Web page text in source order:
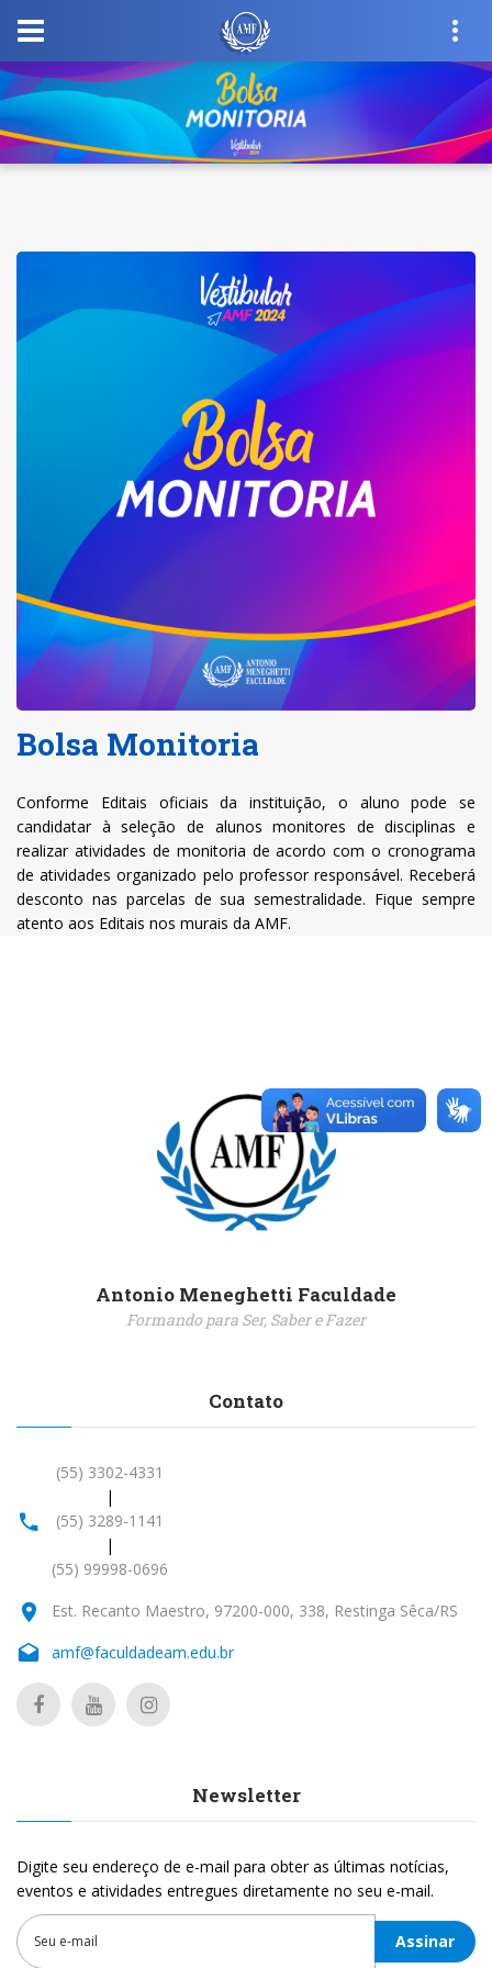
Bolsa Monitoria
Conforme Editais oficiais da instituição, o aluno pode se
candidatar à seleção de alunos monitores de disciplinas e
realizar atividades de monitoria de acordo com o cronograma
de atividades organizado pelo professor responsável. Receberá
desconto nas parcelas de sua semestralidade. Fique sempre
atento aos Editais nos murais da AMF.
Antonio Meneghetti Faculdade
Formando para Ser, Saber e Fazer
Contato
(55) 3302-4331
|
(55) 3289-1141
|
(55) 99998-0696
Est. Recanto Maestro, 97200-000, 338, Restinga Sêca/RS
amf@faculdadeam.edu.br
Newsletter
Digite seu endereço de e-mail para obter as últimas notícias,
eventos e atividades entregues diretamente no seu e-mail.
Assinar